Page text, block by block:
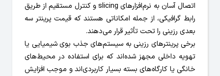
اتصال آسان به نرم‌افزارهای slicing و کنترل مستقیم از طریق
رابط گرافیکی، از جمله امکاناتی هستند که قیمت پرینتر سه
بعدی رزینی را تحت تأثیر قرار می‌دهند.
برخی پرینترهای رزینی به سیستم‌های جذب بوی شیمیایی یا
تهویه داخلی مجهز شده‌اند که برای استفاده در محیط‌های
خانگی یا کارگاه‌های بسته بسیار کاربردی‌اند و موجب افزایش